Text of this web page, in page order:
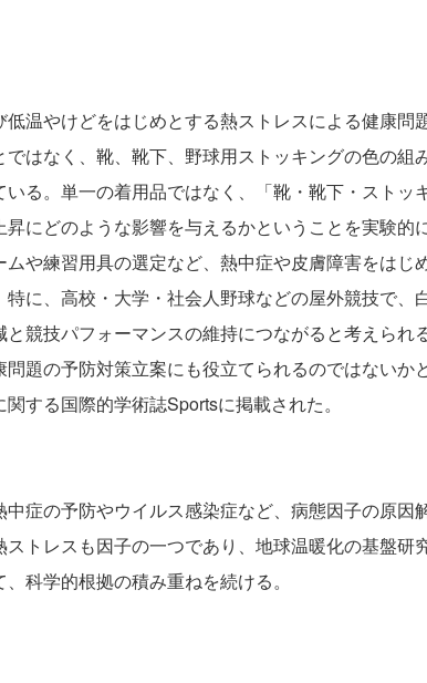
温やけどをはじめとする熱ストレスによる健康問
ではなく、靴、靴下、野球用ストッキングの色の組
る。単一の着用品ではなく、「靴・靴下・ストッ
にどのような影響を与えるかということを実験的
や練習用具の選定など、熱中症や皮膚障害をはじ
特に、高校・大学・社会人野球などの屋外競技で、
と競技パフォーマンスの維持につながると考えられ
問題の予防対策立案にも役立てられるのではないか
する国際的学術誌Sportsに掲載された。
症の予防やウイルス感染症など、病態因子の原因
トレスも因子の一つであり、地球温暖化の基盤研
科学的根拠の積み重ねを続ける。